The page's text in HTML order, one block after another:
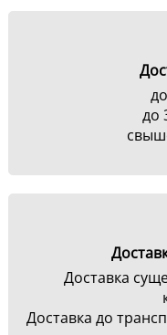
до
Доставка
Доставка до